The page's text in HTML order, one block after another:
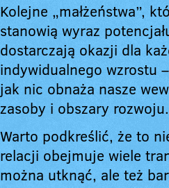
Kolejne „małżeństwa”,
stanowią wyraz
dostarczają okazji dla
indywidualnego wzrostu
jak nic obnaża nasze
zasoby i obszary rozwoju.
Warto podkreślić, że to
relacji obejmuje wiele
można utknąć, ale też